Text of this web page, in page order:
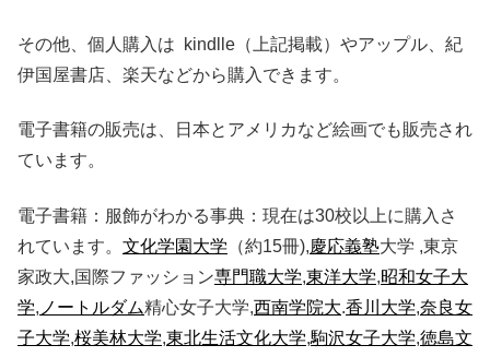
その他、個人購入は kindlle（上記掲載）やアップル、紀
伊国屋書店、楽天などから購入できます。
電子書籍の販売は、日本とアメリカなど絵画でも販売され
ています。
電子書籍：服飾がわかる事典：現在は30校以上に購入さ
れています。 文化学園大学 （約15冊),慶応義塾大学 ,東京
家政大,国際ファッション専門職大学,東洋大学,昭和女子大
学, ノートルダム精心女子大学,西南学院大.香川大学,奈良女
子大学,桜美林大学,東北生活文化大学,駒沢女子大学,徳島文